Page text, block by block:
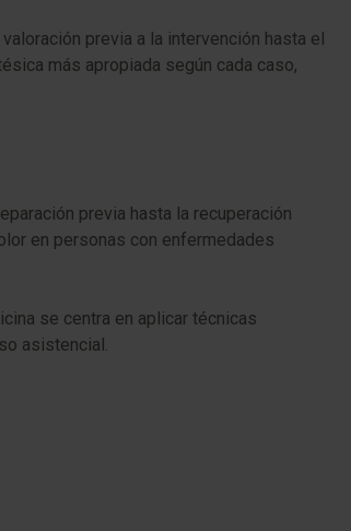
previa a la intervención hasta el
más apropiada según cada caso,
previa hasta la recuperación
en personas con enfermedades
se centra en aplicar técnicas
asistencial.